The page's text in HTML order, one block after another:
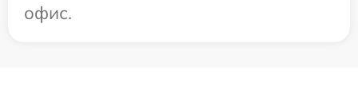
офис.